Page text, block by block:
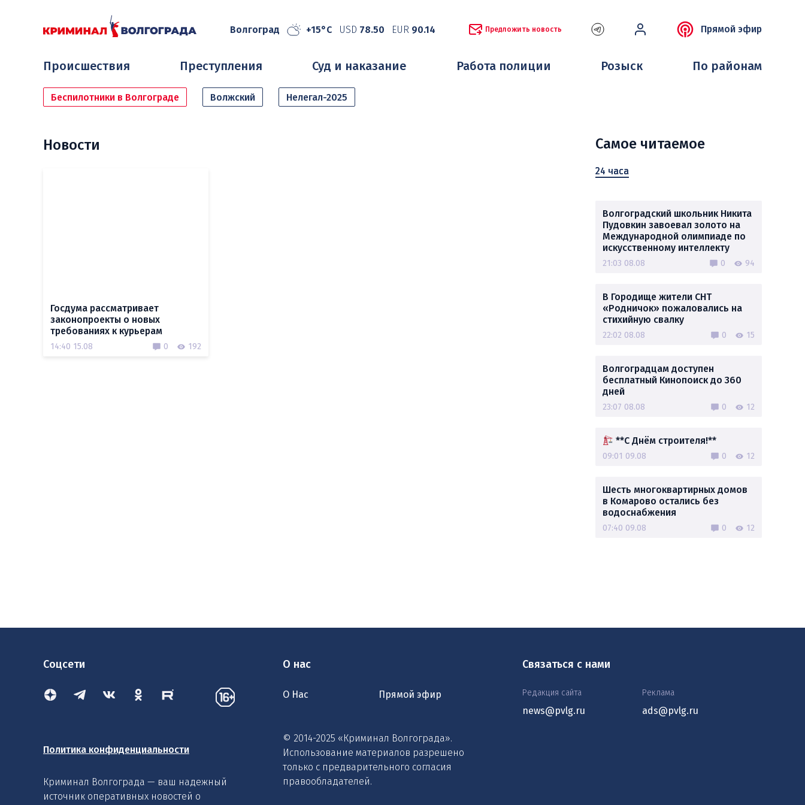
Волгоград +15°C USD 78.50 EUR 90.14 Предложить новость Прямой эфир
Происшествия Преступления Суд и наказание Работа полиции Розыск По районам
Беспилотники в Волгограде Волжский Нелегал-2025
Новости
Госдума рассматривает
законопроекты о новых
требованиях к курьерам
14:40 15.08 0 192
Самое читаемое
24 часа
Волгоградский школьник Никита
Пудовкин завоевал золото на
Международной олимпиаде по
искусственному интеллекту
21:03 08.08 0 94
В Городище жители СНТ
«Родничок» пожаловались на
стихийную свалку
22:02 08.08 0 15
Волгоградцам доступен
бесплатный Кинопоиск до 360
дней
23:07 08.08 0 12
**С Днём строителя!**
09:01 09.08 0 12
Шесть многоквартирных домов
в Комарово остались без
водоснабжения
07:40 09.08 0 12
Соцсети
Политика конфиденциальности
Криминал Волгограда — ваш надежный
источник оперативных новостей о
О нас
О Нас Прямой эфир
© 2014-2025 «Криминал Волгограда».
Использование материалов разрешено
только с предварительного согласия
правообладателей.
Связаться с нами
Редакция сайта
news@pvlg.ru
Реклама
ads@pvlg.ru